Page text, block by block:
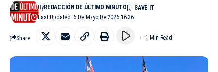
Last Updated: 6 De Mayo De 2026 16:36
ByREDACCIÓN DE ÚLTIMO MINUTO
Share 1 Min Read